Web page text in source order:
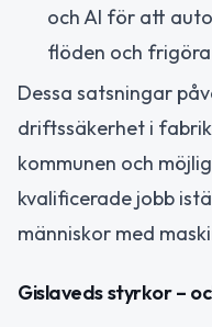
och AI för att
flöden och
Dessa satsningar
driftssäkerhet i
kommunen och
kvalificerade jobb
människor med
Gislaveds styrkor –